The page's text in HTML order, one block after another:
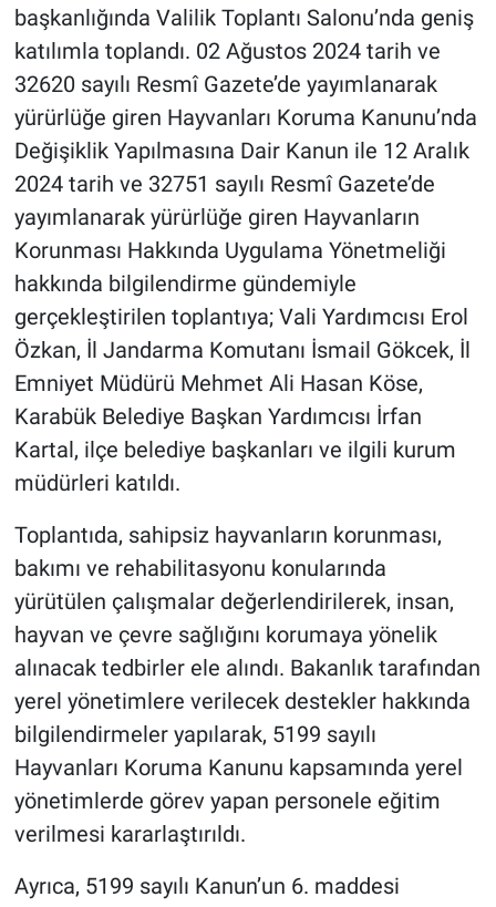
başkanlığında Valilik Toplantı Salonu’nda geniş
katılımla toplandı. 02 Ağustos 2024 tarih ve
32620 sayılı Resmî Gazete’de yayımlanarak
yürürlüğe giren Hayvanları Koruma Kanunu’nda
Değişiklik Yapılmasına Dair Kanun ile 12 Aralık
2024 tarih ve 32751 sayılı Resmî Gazete’de
yayımlanarak yürürlüğe giren Hayvanların
Korunması Hakkında Uygulama Yönetmeliği
hakkında bilgilendirme gündemiyle
gerçekleştirilen toplantıya; Vali Yardımcısı Erol
Özkan, İl Jandarma Komutanı İsmail Gökcek, İl
Emniyet Müdürü Mehmet Ali Hasan Köse,
Karabük Belediye Başkan Yardımcısı İrfan
Kartal, ilçe belediye başkanları ve ilgili kurum
müdürleri katıldı.
Toplantıda, sahipsiz hayvanların korunması,
bakımı ve rehabilitasyonu konularında
yürütülen çalışmalar değerlendirilerek, insan,
hayvan ve çevre sağlığını korumaya yönelik
alınacak tedbirler ele alındı. Bakanlık tarafından
yerel yönetimlere verilecek destekler hakkında
bilgilendirmeler yapılarak, 5199 sayılı
Hayvanları Koruma Kanunu kapsamında yerel
yönetimlerde görev yapan personele eğitim
verilmesi kararlaştırıldı.
Ayrıca, 5199 sayılı Kanun’un 6. maddesi